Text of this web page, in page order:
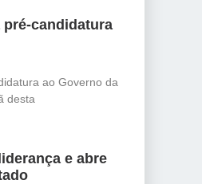
candidatura
ao Governo da
desta
e abre